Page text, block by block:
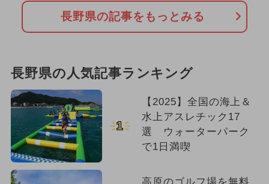
長野県の記事をもっとみる
長野県の人気記事ランキング
1
【2025】全国の海上＆
水上アスレチック17
選 ウォーターパーク
で1日満喫